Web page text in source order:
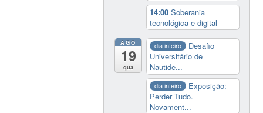
14:00Soberania
tecnológica e digital
AGO
19
qua
dia inteiro
Desafio
Universitário de
Nautide...
dia inteiro
Exposição:
Perder Tudo.
Novament...